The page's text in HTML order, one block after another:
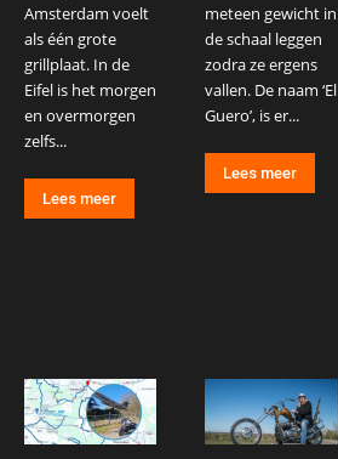
Amsterdam voelt
als één grote
grillplaat. In de
Eifel is het morgen
en overmorgen
zelfs...
Lees meer
meteen gewicht in
de schaal leggen
zodra ze ergens
vallen. De naam ‘El
Guero’, is er...
Lees meer